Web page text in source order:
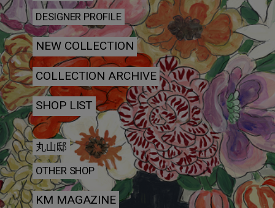
DESIGNER PROFILE
NEW COLLECTION
COLLECTION ARCHIVE
SHOP LIST
丸山邸
OTHER SHOP
KM MAGAZINE